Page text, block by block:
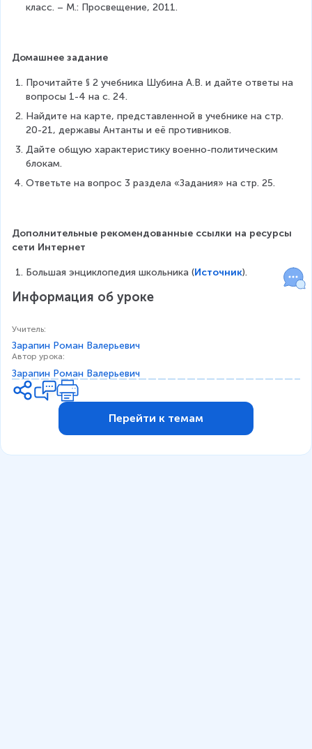
класс. – М.: Просвещение, 2011.
Домашнее задание
Прочитайте § 2 учебника Шубина А.В. и дайте ответы на
вопросы 1-4 на с. 24.
Найдите на карте, представленной в учебнике на стр.
20-21, державы Антанты и её противников.
Дайте общую характеристику военно-политическим
блокам.
Ответьте на вопрос 3 раздела «Задания» на стр. 25.
Дополнительные рекомендованные ссылки на ресурсы
сети Интернет
Большая энциклопедия школьника (Источник).
Информация об уроке
Учитель:
Зарапин Роман Валерьевич
Автор урока:
Зарапин Роман Валерьевич
Перейти к темам